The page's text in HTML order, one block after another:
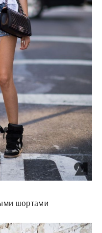
шортами